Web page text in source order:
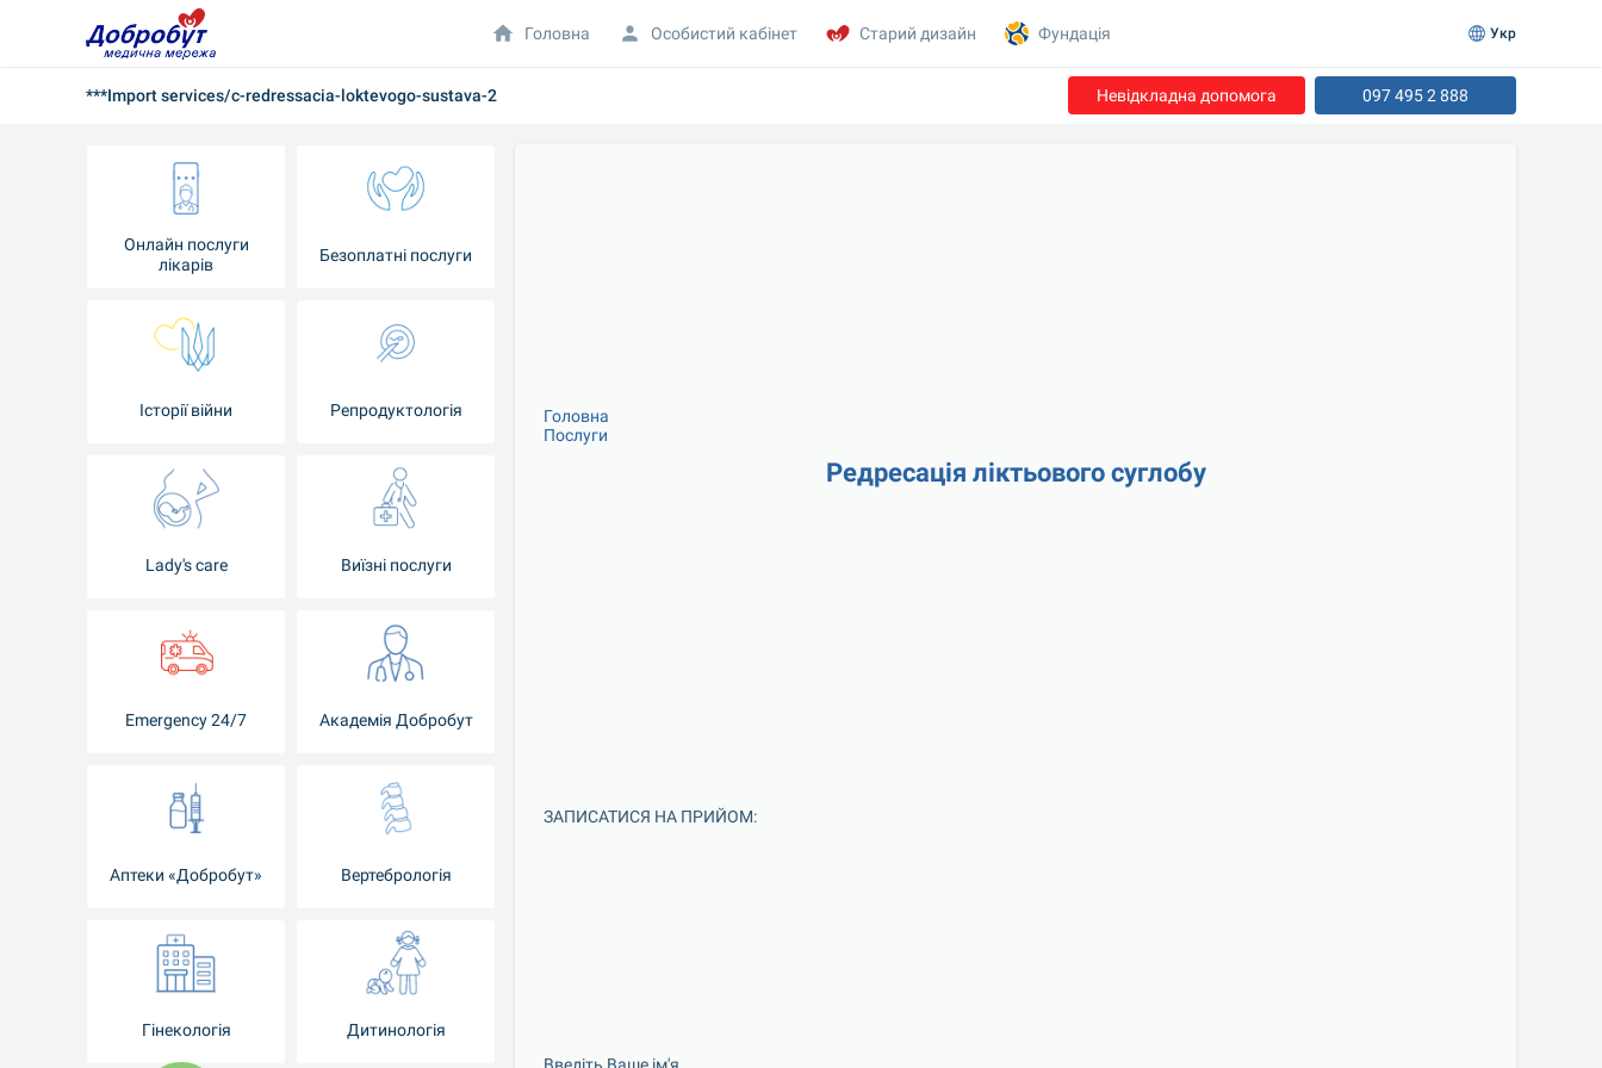
***Import services/c-redressacia-loktevogo-sustava-2 Невідкладна допомога 097 495 2 888
Онлайн послуги
лікарів
Безоплатні послуги
Історії війни Репродуктологія
Lady's care Виїзні послуги
Emergency 24/7 Академія Добробут
Аптеки «Добробут» Вертебрологія
Гінекологія Дитинологія
Головна
Послуги
Редресація ліктьового суглобу
ЗАПИСАТИСЯ НА ПРИЙОМ:
Головна Особистий кабінет Старий дизайн Фундація Укр